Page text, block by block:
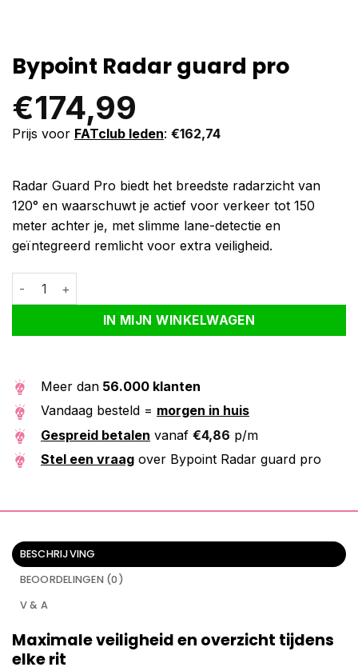
Bypoint Radar guard pro
€174,99
Prijs voor FATclub leden: €162,74
Radar Guard Pro biedt het breedste radarzicht van
120° en waarschuwt je actief voor verkeer tot 150
meter achter je, met slimme lane-detectie en
geïntegreerd remlicht voor extra veiligheid.
Bypoint Radar guard pro aantal
IN MIJN WINKELWAGEN
Alternative:
Meer dan 56.000 klanten
Vandaag besteld = morgen in huis
Gespreid betalen vanaf €4,86 p/m
Stel een vraag over Bypoint Radar guard pro
BESCHRIJVING
BEOORDELINGEN (0)
V & A
Maximale veiligheid en overzicht tijdens
elke rit